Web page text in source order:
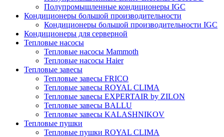
Полупромышленные кондиционеры IGC
Кондиционеры большой производительности
Кондиционеры большой производительности IGC
Кондиционеры для серверной
Тепловые насосы
Тепловые насосы Mammoth
Тепловые насосы Haier
Тепловые завесы
Тепловые завесы FRICO
Тепловые завесы ROYAL CLIMA
Тепловые завесы EXPERTAIR by ZILON
Тепловые завесы BALLU
Тепловые завесы KALASHNIKOV
Тепловые пушки
Тепловые пушки ROYAL CLIMA